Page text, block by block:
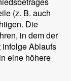
(z. B. auch
Die
in dem der
Ablaufs
eine höhere